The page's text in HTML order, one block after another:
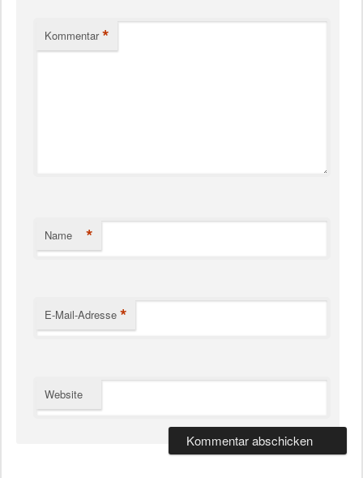
Kommentar *
Name *
E-Mail-Adresse *
Website